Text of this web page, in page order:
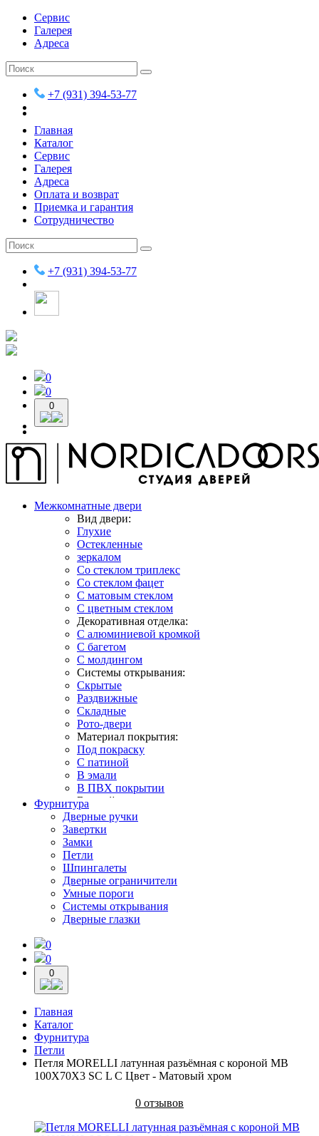
Сервис
Галерея
Адреса
+7 (931) 394-53-77
Главная
Каталог
Сервис
Галерея
Адреса
Оплата и возврат
Приемка и гарантия
Сотрудничество
+7 (931) 394-53-77
0
0
0
Межкомнатные двери
Вид двери:
Глухие
Остекленные
зеркалом
Со стеклом триплекс
Со стеклом фацет
С матовым стеклом
С цветным стеклом
Декоративная отделка:
С алюминиевой кромкой
С багетом
С молдингом
Системы открывания:
Скрытые
Раздвижные
Складные
Рото-двери
Материал покрытия:
Под покраску
С патиной
В эмали
В ПВХ покрытии
В какой интерьер:
В классическом стиле
В современном стиле
В стиле лофт
В стиле неоклассика
В стиле прованс
В скандинавском стиле
Фурнитура
Дверные ручки
Завертки
Замки
Петли
Шпингалеты
Дверные ограничители
Умные пороги
Системы открывания
Дверные глазки
0
0
0
Главная
Каталог
Фурнитура
Петли
Петля MORELLI латунная разъёмная с короной MB
100X70X3 SC L C Цвет - Матовый хром
0 отзывов